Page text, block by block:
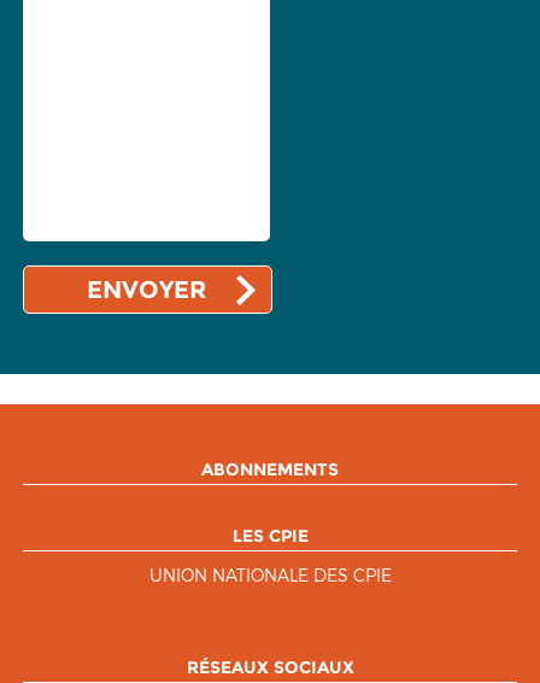
ABONNEMENTS
LES CPIE
UNION NATIONALE DES CPIE
RÉSEAUX SOCIAUX